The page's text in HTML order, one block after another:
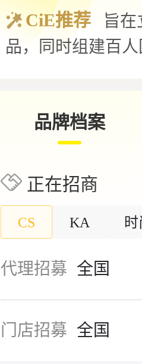
CiE推荐
旨
品，同时组建百
州特色的...
品牌档案
正在招商
CS KA
代理招募 全国
门店招募 全国